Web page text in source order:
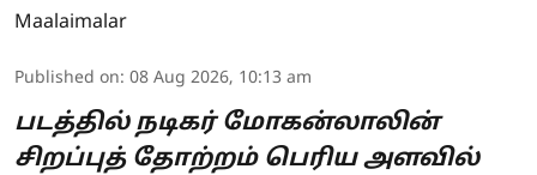
Maalaimalar
Published on: 08 Aug 2026, 10:13 am
படத்தில் நடிகர் மோகன்லாலின்
சிறப்புத் தோற்றம் பெரிய அளவில்